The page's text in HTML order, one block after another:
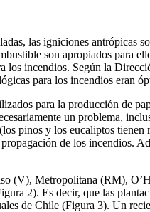
las igniciones antrópicas
son apropiados para
los incendios. Según la
para los incendios eran
para la producción de
un problema,
pinos y los eucaliptos tienen
de los incendios.
(V), Metropolitana (RM),
2). Es decir, que las
de Chile (Figura 3). Un